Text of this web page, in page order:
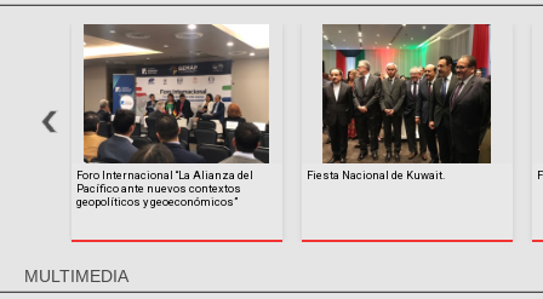
Foro Internacional “La Alianza del
Pacífico ante nuevos contextos
geopolíticos y geoeconómicos”
Fiesta Nacional de Kuwait.
MULTIMEDIA